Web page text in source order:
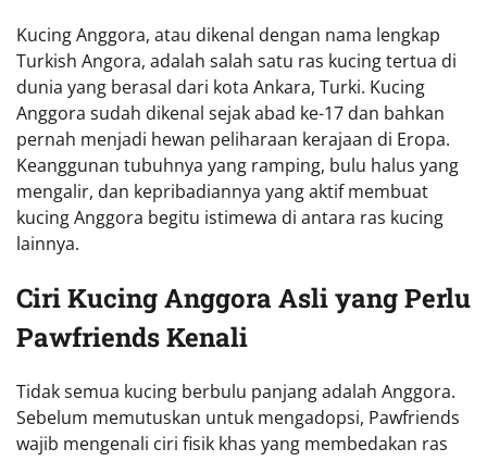
Kucing Anggora, atau dikenal dengan nama lengkap
Turkish Angora, adalah salah satu ras kucing tertua di
dunia yang berasal dari kota Ankara, Turki. Kucing
Anggora sudah dikenal sejak abad ke-17 dan bahkan
pernah menjadi hewan peliharaan kerajaan di Eropa.
Keanggunan tubuhnya yang ramping, bulu halus yang
mengalir, dan kepribadiannya yang aktif membuat
kucing Anggora begitu istimewa di antara ras kucing
lainnya.
Ciri Kucing Anggora Asli yang Perlu
Pawfriends Kenali
Tidak semua kucing berbulu panjang adalah Anggora.
Sebelum memutuskan untuk mengadopsi, Pawfriends
wajib mengenali ciri fisik khas yang membedakan ras